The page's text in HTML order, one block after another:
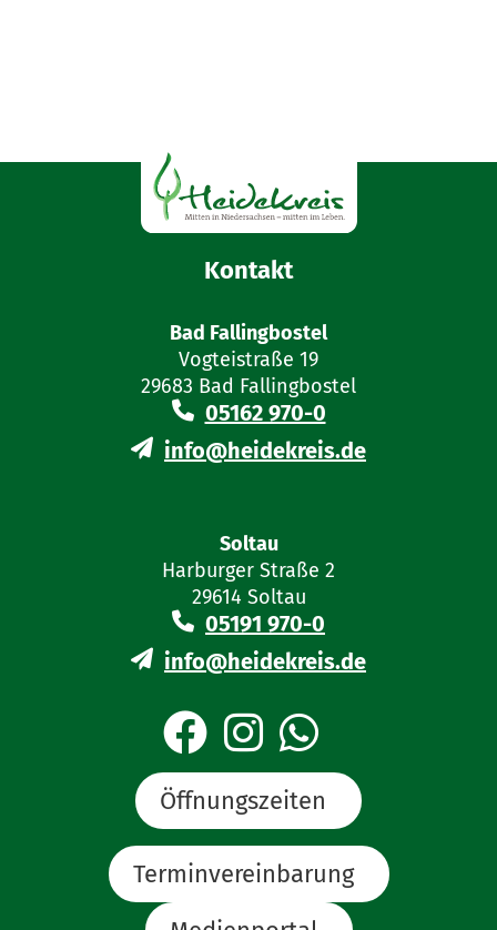
Kontakt
Bad Fallingbostel
Vogteistraße 19
29683 Bad Fallingbostel
05162 970-0
info@heidekreis.de
Soltau
Harburger Straße 2
29614 Soltau
05191 970-0
info@heidekreis.de
Öffnungszeiten
Terminvereinbarung